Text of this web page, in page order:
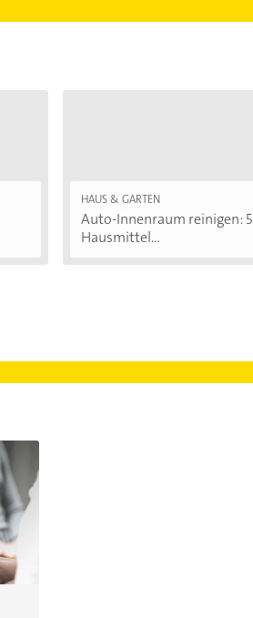
HAUS & GARTEN
Auto-Innenraum reinigen: 5
Hausmittel...